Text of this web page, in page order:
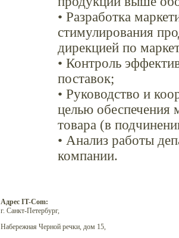
• Разработка
стимулирования
дирекцией по
• Контроль
поставок;
• Руководство и
целью обеспечения
товара (в
• Анализ работы
компании.
Адрес IT-Com:
г. Санкт-Петербург,
Набережная Черной речки, дом 15,